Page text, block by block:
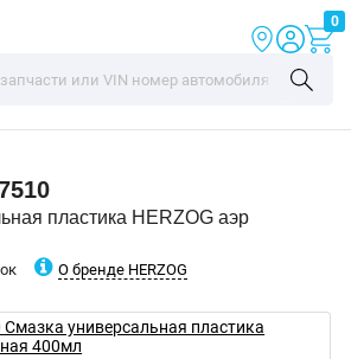
0
пластика HERZOG аэр
О бренде HERZOG